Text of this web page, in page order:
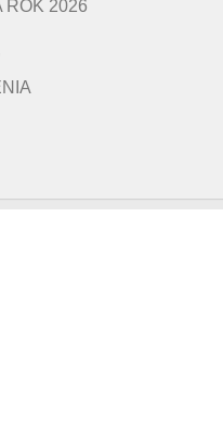
ROK 2026